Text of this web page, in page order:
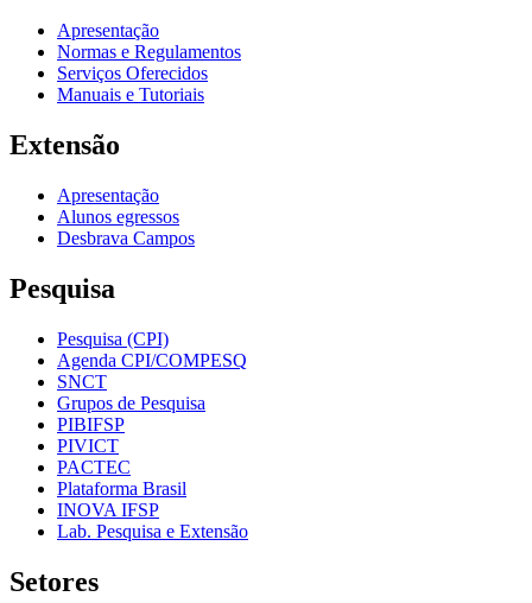
Apresentação
Normas e Regulamentos
Serviços Oferecidos
Manuais e Tutoriais
Extensão
Apresentação
Alunos egressos
Desbrava Campos
Pesquisa
Pesquisa (CPI)
Agenda CPI/COMPESQ
SNCT
Grupos de Pesquisa
PIBIFSP
PIVICT
PACTEC
Plataforma Brasil
INOVA IFSP
Lab. Pesquisa e Extensão
Setores